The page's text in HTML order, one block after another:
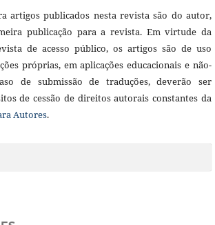
artigos publicados nesta revista são do autor,
publicação para a revista. Em virtude da
de acesso público, os artigos são de uso
próprias, em aplicações educacionais e não-
de submissão de traduções, deverão ser
de cessão de direitos autorais constantes da
Autores.